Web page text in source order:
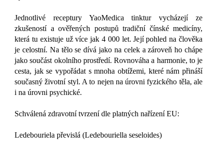
Jednotlivé receptury YaoMedica tinktur vycházejí ze
zkušeností a ověřených postupů tradiční čínské medicíny,
která tu existuje už více jak 4 000 let. Její pohled na člověka
je celostní. Na tělo se dívá jako na celek a zároveň ho chápe
jako součást okolního prostředí. Rovnováha a harmonie, to je
cesta, jak se vypořádat s mnoha obtížemi, které nám přináší
současný životní styl. A to nejen na úrovni fyzického těla, ale
i na úrovni psychické.
Schválená zdravotní tvrzení dle platných nařízení EU:
Ledebouriela převislá (Ledebouriella seseloides)